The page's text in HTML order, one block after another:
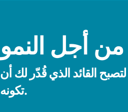
من أجل النمو
القائد الذي قُدّر لك أن
تكونه.